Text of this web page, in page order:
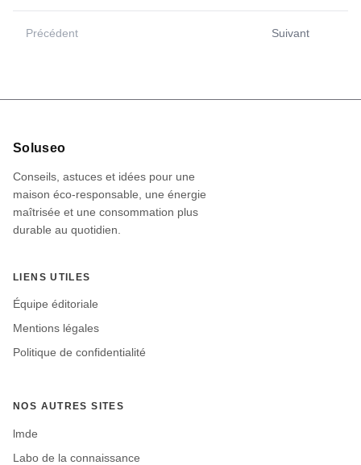
constitue une barrière naturelle qui peut
intentionnées.
Précédent Suivant
Informations
site
Soluseo
Conseils, astuces et idées pour une
maison éco-responsable, une énergie
maîtrisée et une consommation plus
durable au quotidien.
LIENS UTILES
Équipe éditoriale
Mentions légales
Politique de confidentialité
NOS AUTRES SITES
lmde
Labo de la connaissance